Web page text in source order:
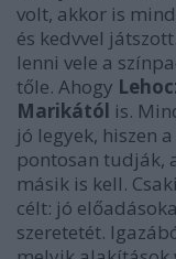
volt, akkor is
és kedvvel
lenni vele a
tőle. Ahogy
Marikától is.
jó legyek, hiszen
pontosan tudják,
másik is kell.
célt: jó
szeretetét.